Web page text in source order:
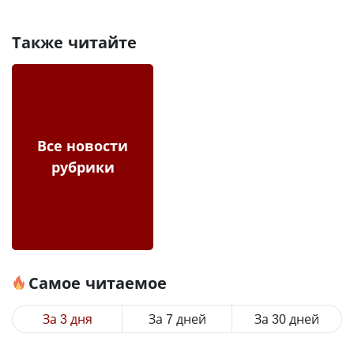
Также читайте
Все новости
рубрики
Самое читаемое
За 3 дня За 7 дней За 30 дней